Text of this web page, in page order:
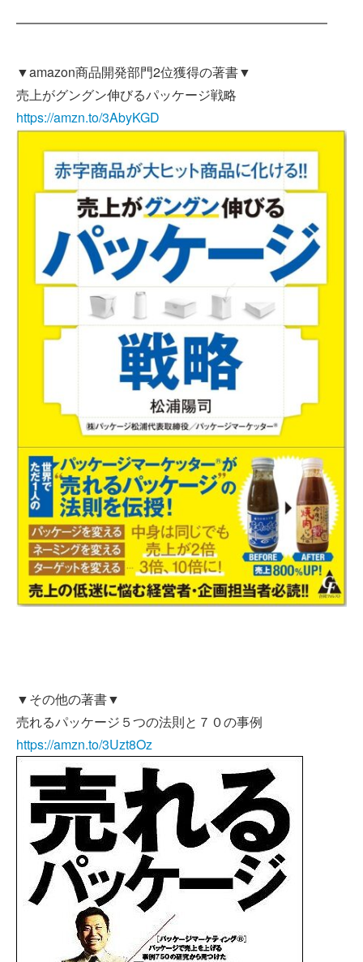
━━━━━━━━━━━━━━━━━━━━━━━━
▼amazon商品開発部門2位獲得の著書▼
売上がグングン伸びるパッケージ戦略
https://amzn.to/3AbyKGD
▼その他の著書▼
売れるパッケージ５つの法則と７０の事例
https://amzn.to/3Uzt8Oz